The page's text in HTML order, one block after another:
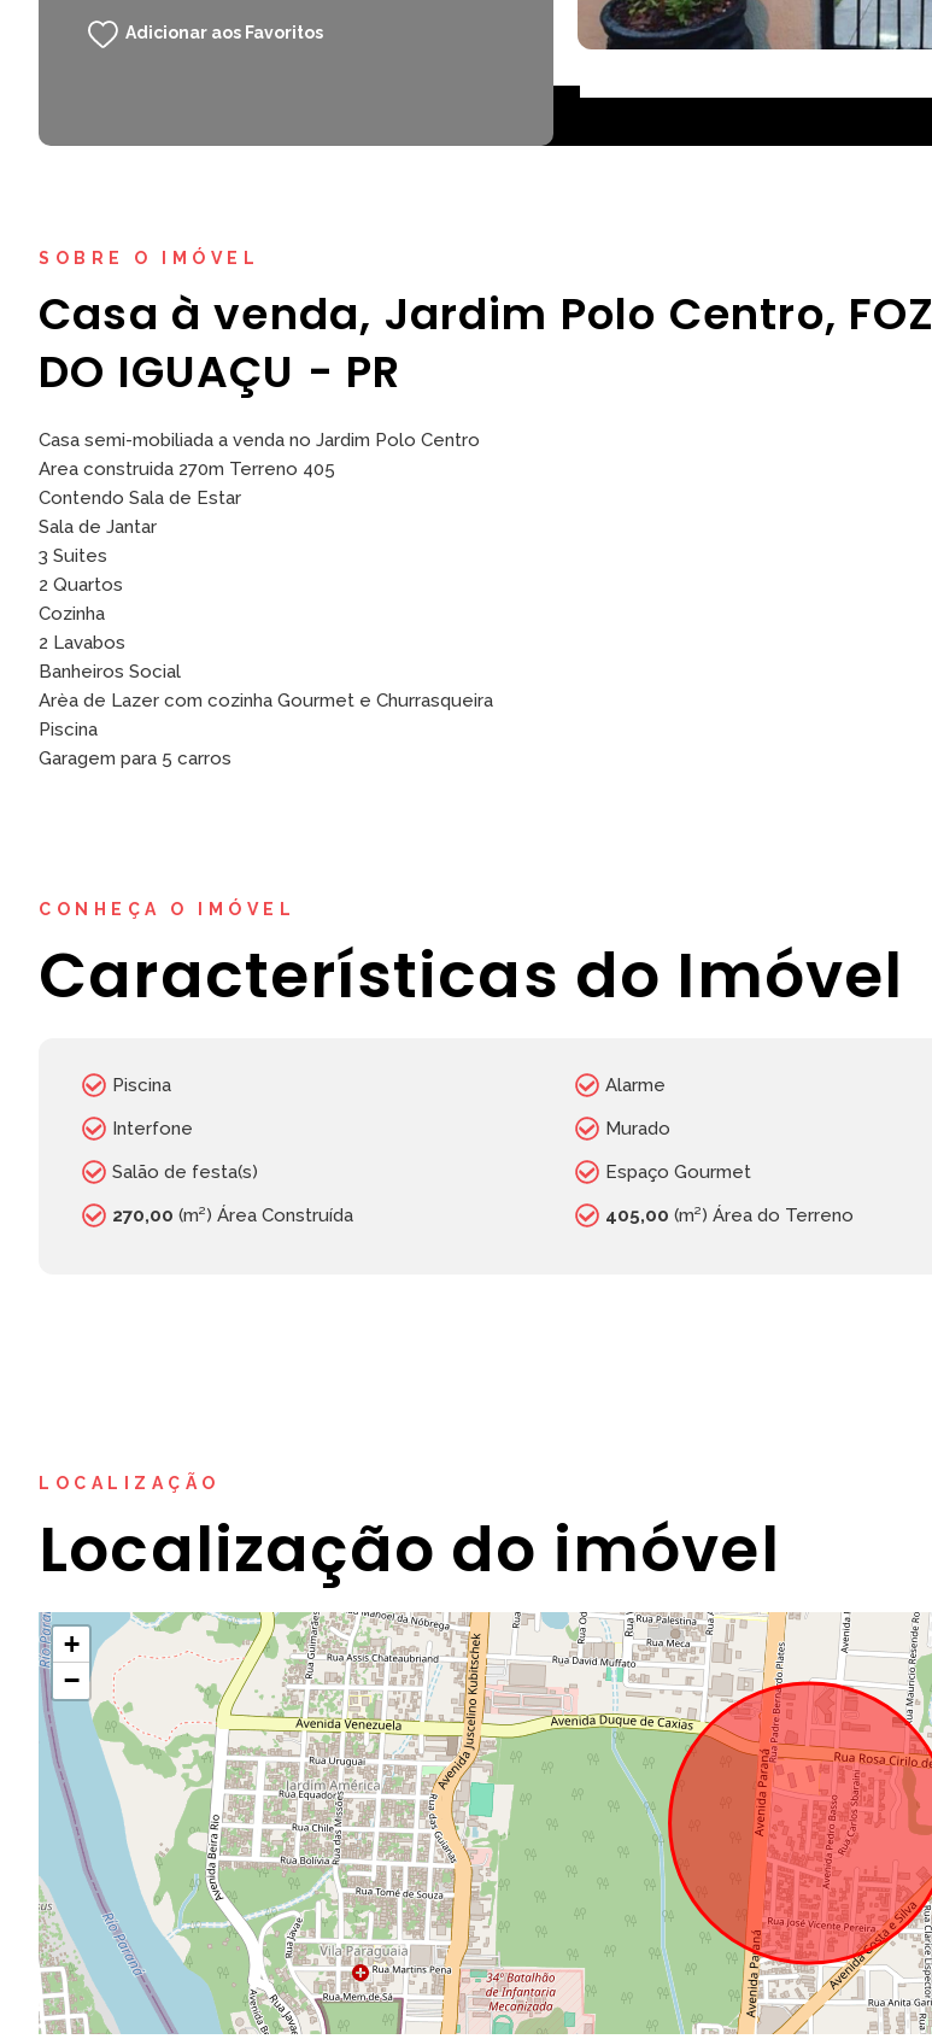
Adicionar aos Favoritos
SOBRE O IMÓVEL
Casa à venda, Jardim Polo Centro, FOZ
DO IGUAÇU - PR
Casa semi-mobiliada a venda no Jardim Polo Centro
Area construida 270m Terreno 405
Contendo Sala de Estar
Sala de Jantar
3 Suites
2 Quartos
Cozinha
2 Lavabos
Banheiros Social
Arèa de Lazer com cozinha Gourmet e Churrasqueira
Piscina
Garagem para 5 carros
CONHEÇA O IMÓVEL
Características do Imóvel
Piscina Alarme
Interfone
Murado
Salão de festa(s)
Espaço Gourmet
270,00 (m²) Área Construída 405,00 (m²) Área do Terreno
LOCALIZAÇÃO
Localização do imóvel
+
−